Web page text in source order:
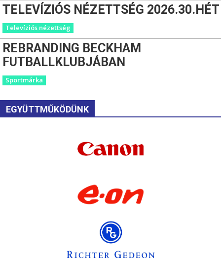
TELEVÍZIÓS NÉZETTSÉG 2026.30.HÉT
Televíziós nézettség
REBRANDING BECKHAM
FUTBALLKLUBJÁBAN
Sportmárka
EGYÜTTMŰKÖDÜNK